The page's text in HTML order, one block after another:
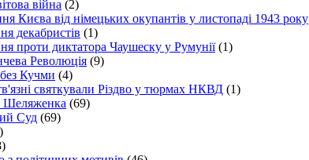
війна (2)
Києва від німецьких окупантів у листопаді 1943 року
декабристів (1)
проти диктатора Чаушеску у Румунії(1)
Революція (9)
Кучми (4)
святкували Різдво у тюрмах НКВД (1)
Шеляженка (69)
Суд (69)